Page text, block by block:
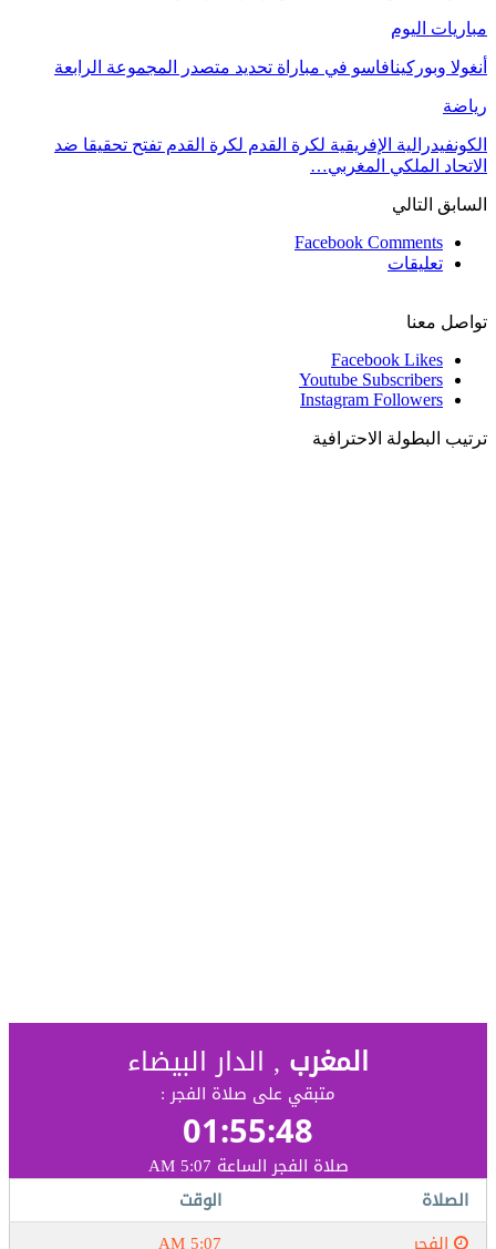
مباريات اليوم
أنغولا وبوركينافاسو في مباراة تحديد متصدر المجموعة الرابعة
رياضة
الكونفيدرالية الإفريقية لكرة القدم لكرة القدم تفتح تحقيقا ضد
الاتحاد الملكي المغربي…
السابق التالي
Facebook Comments
تعليقات
تواصل معنا
Facebook Likes
Youtube Subscribers
Instagram Followers
ترتيب البطولة الاحترافية